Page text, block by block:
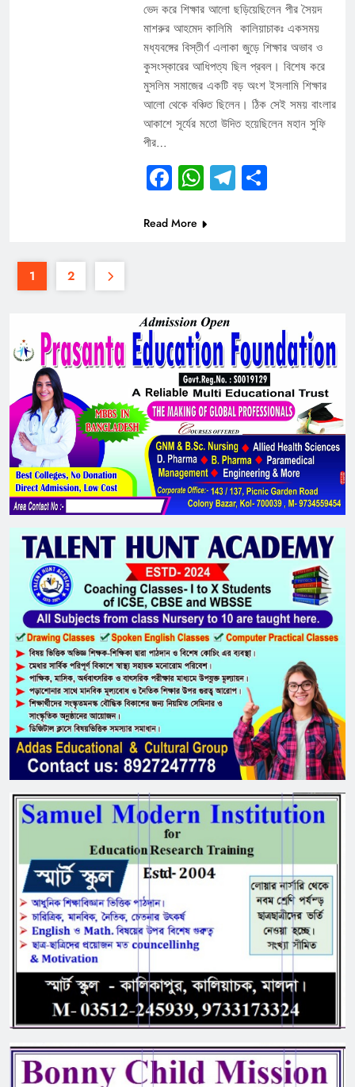
ভেদ করে শিক্ষার আলো ছড়িয়েছিলেন পীর সৈয়দ
মাশরুর আহমেদ কালিমি কালিয়াচাকঃ একসময়
মধ্যবঙ্গের বিস্তীর্ণ এলাকা জুড়ে শিক্ষার অভাব ও
কুসংস্কারের আধিপত্য ছিল প্রবল। বিশেষ করে
মুসলিম সমাজের একটি বড় অংশ ইসলামি শিক্ষার
আলো থেকে বঞ্চিত ছিলেন। ঠিক সেই সময় বাংলার
আকাশে সূর্যের মতো উদিত হয়েছিলেন মহান সুফি
পীর…
Facebook
WhatsApp
Telegram
Share
Read More
1 2